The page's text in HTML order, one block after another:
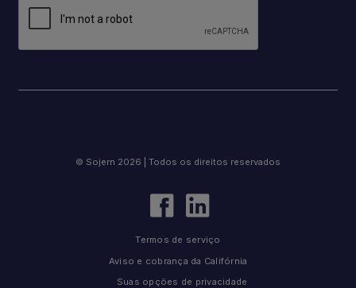
© Sojern 2026 | Todos os direitos reservados
Termos de serviço
Aviso e cobrança da Califórnia
Suas opções de privacidade